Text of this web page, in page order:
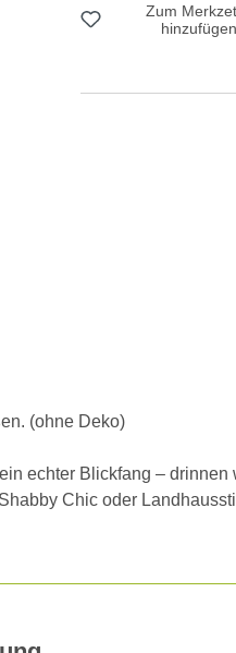
Zum
hinzufügen
(ohne Deko)
echter Blickfang – drinnen
Chic oder